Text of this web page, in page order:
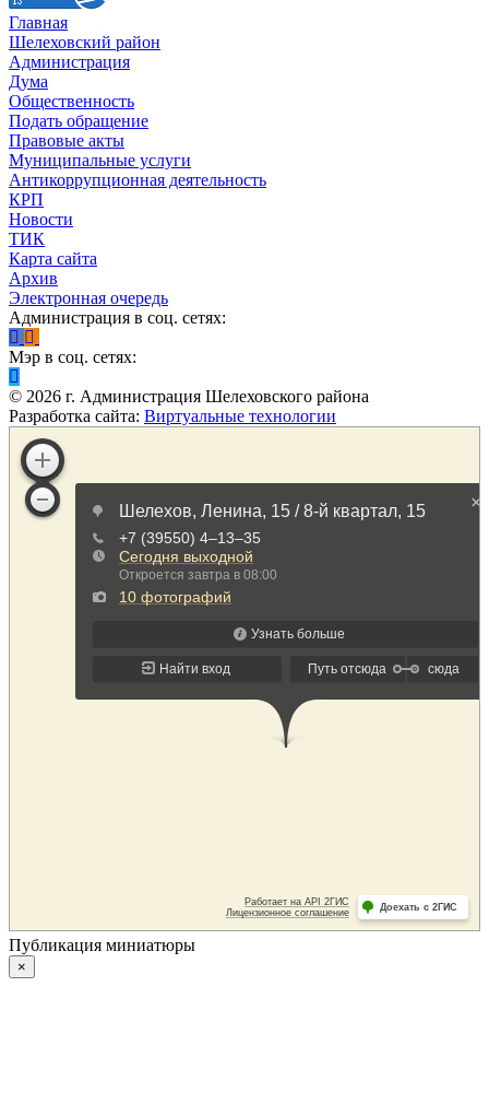
Главная
Шелеховский район
Администрация
Дума
Общественность
Подать обращение
Правовые акты
Муниципальные услуги
Антикоррупционная деятельность
КРП
Новости
ТИК
Карта сайта
Архив
Электронная очередь
Администрация в соц. сетях:
Мэр в соц. сетях:
© 2026 г. Администрация Шелеховского района
Разработка сайта: Виртуальные технологии
Публикация миниатюры
×